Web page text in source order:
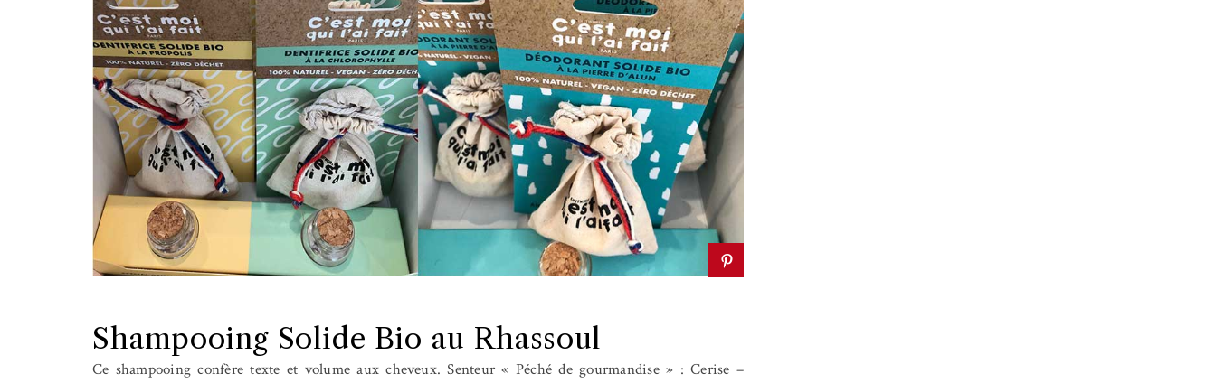
Shampooing Solide Bio au Rhassoul
Ce shampooing confère texte et volume aux cheveux. Senteur « Péché de gourmandise » : Cerise –